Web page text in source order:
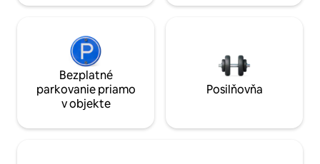
Bezplatné
parkovanie priamo
v objekte
Posilňovňa